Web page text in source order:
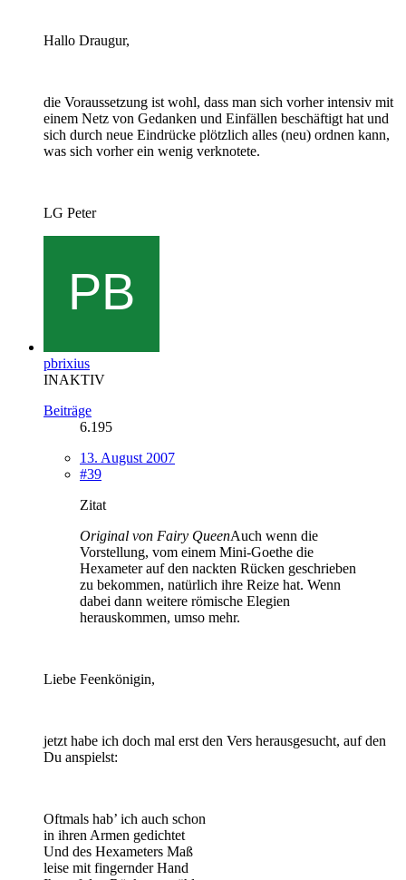
Hallo Draugur,
die Voraussetzung ist wohl, dass man sich vorher intensiv mit
einem Netz von Gedanken und Einfällen beschäftigt hat und
sich durch neue Eindrücke plötzlich alles (neu) ordnen kann,
was sich vorher ein wenig verknotete.
LG Peter
pbrixius
INAKTIV
Beiträge
6.195
13. August 2007
#39
Zitat
Original von Fairy QueenAuch wenn die
Vorstellung, vom einem Mini-Goethe die
Hexameter auf den nackten Rücken geschrieben
zu bekommen, natürlich ihre Reize hat. Wenn
dabei dann weitere römische Elegien
herauskommen, umso mehr.
Liebe Feenkönigin,
jetzt habe ich doch mal erst den Vers herausgesucht, auf den
Du anspielst:
Oftmals hab’ ich auch schon
in ihren Armen gedichtet
Und des Hexameters Maß
leise mit fingernder Hand